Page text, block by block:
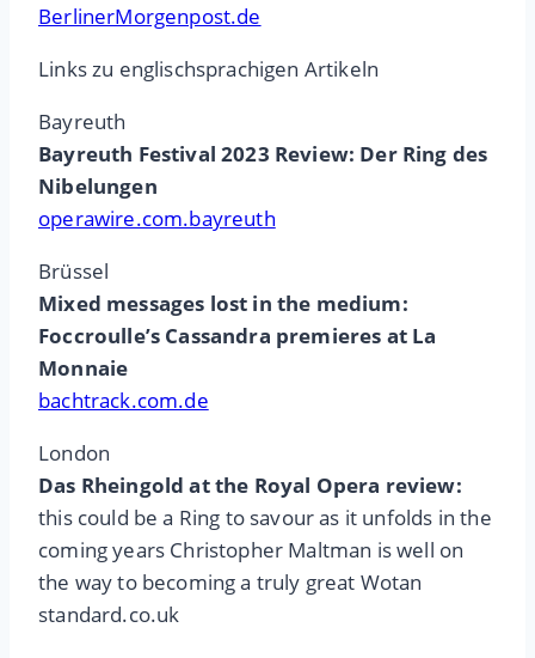
BerlinerMorgenpost.de
Links zu englischsprachigen Artikeln
Bayreuth
Bayreuth Festival 2023 Review: Der Ring des
Nibelungen
operawire.com.bayreuth
Brüssel
Mixed messages lost in the medium:
Foccroulle’s Cassandra premieres at La
Monnaie
bachtrack.com.de
London
Das Rheingold at the Royal Opera review:
this could be a Ring to savour as it unfolds in the
coming years Christopher Maltman is well on
the way to becoming a truly great Wotan
standard.co.uk